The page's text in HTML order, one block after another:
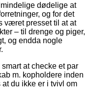
dødelige at
og for det
været presset til at at
– til drenge og piger,
og endda nogle
at checke et par
m. kopholdere inden
du ikke er i tvivl om